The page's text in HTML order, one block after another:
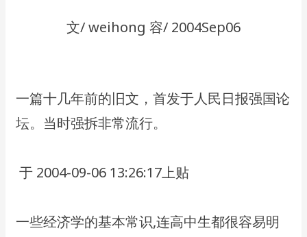
文/ weihong 容/ 2004Sep06
一篇十几年前的旧文，首发于人民日报强国论
坛。当时强拆非常流行。
​ 于 2004-09-06 13:26:17上贴
​一些经济学的基本常识,连高中生都很容易明